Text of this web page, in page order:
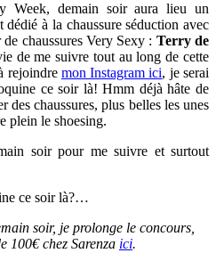
Week, demain soir aura lieu un
dédié à la chaussure séduction avec
chaussures Very Sexy : Terry de
de me suivre tout au long de cette
rejoindre mon Instagram ici, je serai
ce soir là! Hmm déjà hâte de
des chaussures, plus belles les unes
plein le shoesing.
soir pour me suivre et surtout
ce soir là?…
soir, je prolonge le concours,
100€ chez Sarenza ici.